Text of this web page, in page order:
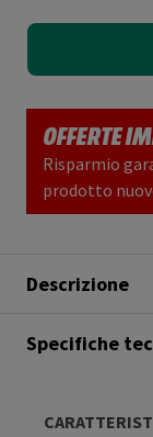
OFFERTE
Risparmio
prodotto
Descrizione
Specifiche